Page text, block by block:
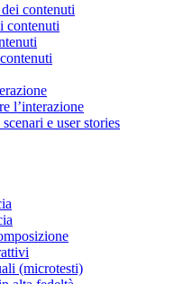
contenuti
contenuti
l’interazione
e user stories
(microtesti)